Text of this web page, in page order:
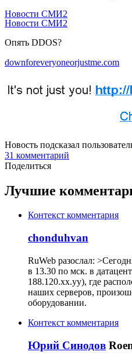
Новости СМИ2
Новости СМИ2
Опять DDOS?
downforeveryoneorjustme.com
Новость подсказал
31 комментарий
Поделиться
Лучшие
Контекст комментария
chonduhvan
RuWeb разослал:
в 13.30 по мск. в
188.120.xx.yy), где
наших серверов,
оборудовании.
Контекст комментария
Юрий Синодов